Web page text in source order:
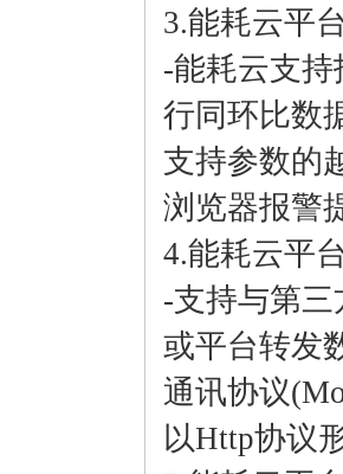
3.能耗云平
-能耗云支
行同环比数
支持参数的
浏览器报警
4.能耗云平
-支持与第
或平台转发
通讯协议
以Http协议